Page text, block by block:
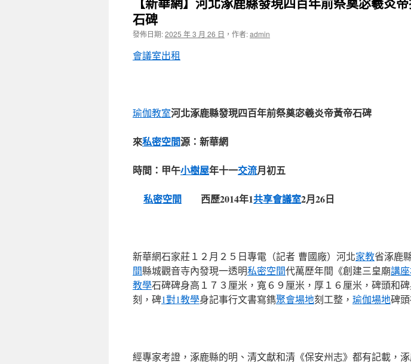
石碑
發佈日期:2025 年 3 月 26 日 ， 作者:admin
會議室出租
瑜伽教室河北涿鹿縣發現四百年前祭奠宓羲炎帝黃帝石碑
來私密空間源：新華網
時間：甲午小樹屋年十一交流月初五
私密空間 西歷2014年1共享會議室2月26日
新華網石家莊１２月２５日專電（記者 曹國廠）河北家教省涿鹿
間縣城觀音寺內發現一透明私密空間代萬歷年間《創建三皇廟講
教學石碑碑身高１７３厘米，寬６９厘米，厚１６厘米，碑頭和
刻，碑1對1教學身記事行文書寫鐫聚會場地刻工整， 瑜伽場地碑
經專家考證，涿鹿縣的明、清文獻和清《保安州志》都有記載，